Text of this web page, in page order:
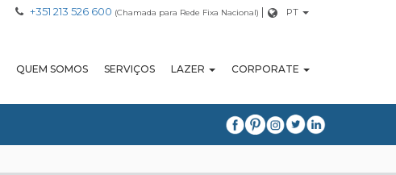
+351 213 526 600 (Chamada para Rede Fixa Nacional) | PT
QUEM SOMOS SERVIÇOS LAZER CORPORATE